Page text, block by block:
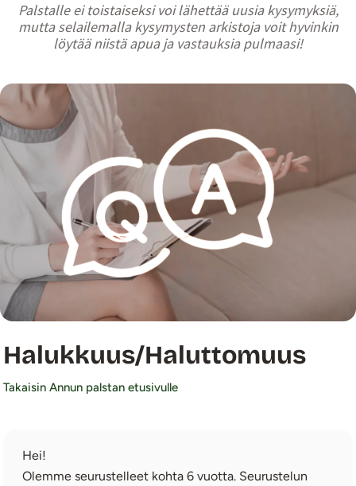
Palstalle ei toistaiseksi voi lähettää uusia kysymyksiä,
mutta selailemalla kysymysten arkistoja voit hyvinkin
löytää niistä apua ja vastauksia pulmaasi!
Halukkuus/Haluttomuus
Takaisin Annun palstan etusivulle
Hei!
Olemme seurustelleet kohta 6 vuotta. Seurustelun